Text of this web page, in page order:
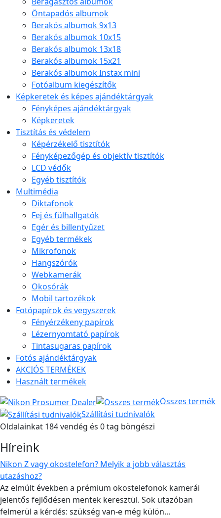
Öntapadós albumok
Berakós albumok 9x13
Berakós albumok 10x15
Berakós albumok 13x18
Berakós albumok 15x21
Berakós albumok Instax mini
Fotóalbum kiegészítők
Képkeretek és képes ajándéktárgyak
Fényképes ajándéktárgyak
Képkeretek
Tisztítás és védelem
Képérzékelő tisztítók
Fényképezőgép és objektív tisztítók
LCD védők
Egyéb tisztítók
Multimédia
Diktafonok
Fej és fülhallgatók
Egér és billentyűzet
Egyéb termékek
Mikrofonok
Hangszórók
Webkamerák
Okosórák
Mobil tartozékok
Fotópapírok és vegyszerek
Fényérzékeny papírok
Lézernyomtató papírok
Tintasugaras papírok
Fotós ajándéktárgyak
AKCIÓS TERMÉKEK
Használt termékek
Összes termék
Szállítási tudnivalók
Oldalainkat 184 vendég és 0 tag böngészi
Híreink
Nikon Z vagy okostelefon? Melyik a jobb választás
utazáshoz?
Az elmúlt években a prémium okostelefonok kamerái
jelentős fejlődésen mentek keresztül. Sok utazóban
felmerül a kérdés: szükség van-e még külön...